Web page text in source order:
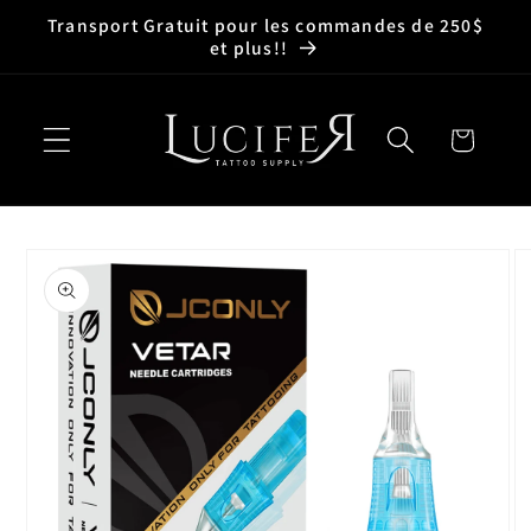
passer
Transport Gratuit pour les commandes de 250$
et plus!!
Panier
informations
produits